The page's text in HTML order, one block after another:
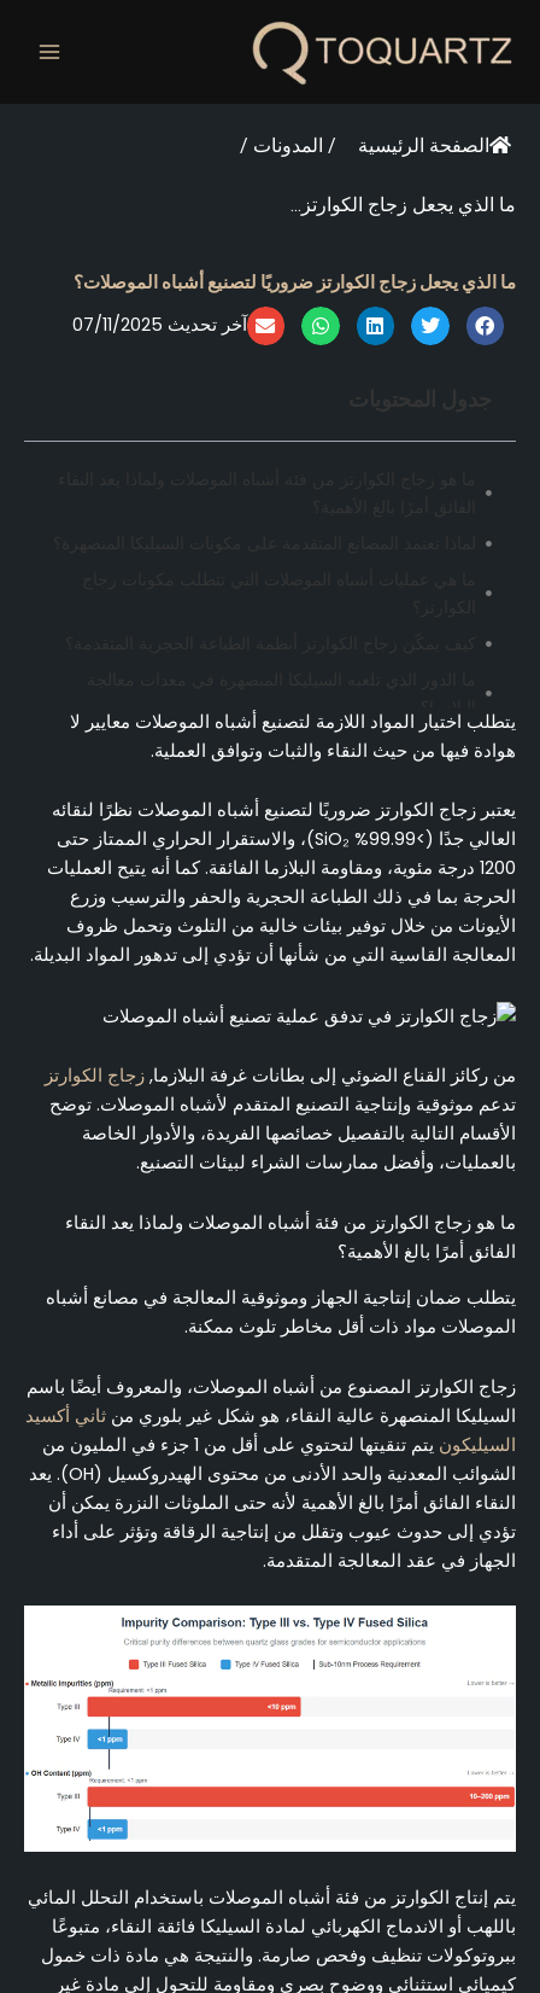
المحتوى
الصفحة الرئيسية / المدونات /
ما الذي يجعل زجاج الكوارتز...
ما الذي يجعل زجاج الكوارتز ضروريًا لتصنيع أشباه الموصلات؟
آخر تحديث 07/11/2025
ما أهمية الاستقرار الحراري في تطبيقات RTP والانتشار
كيف تستفيد أنظمة الزرع الأيوني من خصائص زجاج الكوارتز؟
ما هي درجات نقاء زجاج الكوارتز التي تتطابق مع عقد المعالجة
المختلفة؟
ما هي المواصفات الفنية الأكثر أهمية لشراء كوارتز أشباه
الموصلات؟
كيف يمكنك التحقق من معايير الجودة لتطبيقات التصنيع
ما هي شهادات الصناعة التي تنطبق على مكونات الكوارتز
لأشباه الموصلات؟
إطار القرار لاختيار زجاج الكوارتز في مصانع أشباه الموصلات
الخاتمة
الأسئلة الشائعة (الأسئلة الشائعة)
يتطلب اختيار المواد اللازمة لتصنيع أشباه الموصلات معايير لا
هوادة فيها من حيث النقاء والثبات وتوافق العملية.
يعتبر زجاج الكوارتز ضروريًا لتصنيع أشباه الموصلات نظرًا لنقائه
العالي جدًا (>99.99% SiO₂)، والاستقرار الحراري الممتاز حتى
1200 درجة مئوية، ومقاومة البلازما الفائقة. كما أنه يتيح العمليات
الحرجة بما في ذلك الطباعة الحجرية والحفر والترسيب وزرع
الأيونات من خلال توفير بيئات خالية من التلوث وتحمل ظروف
المعالجة القاسية التي من شأنها أن تؤدي إلى تدهور المواد البديلة.
من ركائز القناع الضوئي إلى بطانات غرفة البلازما, زجاج الكوارتز
تدعم موثوقية وإنتاجية التصنيع المتقدم لأشباه الموصلات. توضح
الأقسام التالية بالتفصيل خصائصها الفريدة، والأدوار الخاصة
بالعمليات، وأفضل ممارسات الشراء لبيئات التصنيع.
ما هو زجاج الكوارتز من فئة أشباه الموصلات ولماذا يعد النقاء
الفائق أمرًا بالغ الأهمية؟
يتطلب ضمان إنتاجية الجهاز وموثوقية المعالجة في مصانع أشباه
الموصلات مواد ذات أقل مخاطر تلوث ممكنة.
زجاج الكوارتز المصنوع من أشباه الموصلات، والمعروف أيضًا باسم
السيليكا المنصهرة عالية النقاء، هو شكل غير بلوري من ثاني أكسيد
السيليكون
يتم تنقيتها لتحتوي على أقل من 1 جزء في المليون من
الشوائب المعدنية والحد الأدنى من محتوى الهيدروكسيل (OH). يعد
النقاء الفائق أمرًا بالغ الأهمية لأنه حتى الملوثات النزرة يمكن أن
تؤدي إلى حدوث عيوب وتقلل من إنتاجية الرقاقة وتؤثر على أداء
الجهاز في عقد المعالجة المتقدمة.
يتم إنتاج الكوارتز من فئة أشباه الموصلات باستخدام التحلل المائي
باللهب أو الاندماج الكهربائي لمادة السيليكا فائقة النقاء، متبوعًا
ببروتوكولات تنظيف وفحص صارمة. والنتيجة هي مادة ذات خمول
كيميائي استثنائي ووضوح بصري ومقاومة للتحول إلى مادة غير